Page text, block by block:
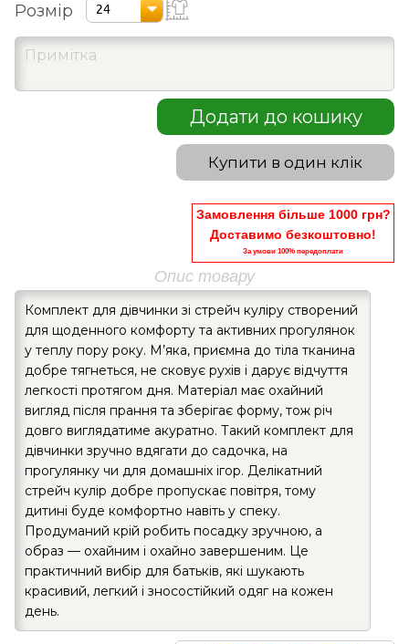
Розмір 24
Додати до кошику
Купити в один клік
Замовлення більше 1000 грн?
Доставимо безкоштовно!
За умови 100% передоплати
Опис товару
Комплект для дівчинки зі стрейч куліру створений
для щоденного комфорту та активних прогулянок
у теплу пору року. М’яка, приємна до тіла тканина
добре тягнеться, не сковує рухів і дарує відчуття
легкості протягом дня. Матеріал має охайний
вигляд після прання та зберігає форму, тож річ
довго виглядатиме акуратно. Такий комплект для
дівчинки зручно вдягати до садочка, на
прогулянку чи для домашніх ігор. Делікатний
стрейч кулір добре пропускає повітря, тому
дитині буде комфортно навіть у спеку.
Продуманий крій робить посадку зручною, а
образ — охайним і охайно завершеним. Це
практичний вибір для батьків, які шукають
красивий, легкий і зносостійкий одяг на кожен
день.